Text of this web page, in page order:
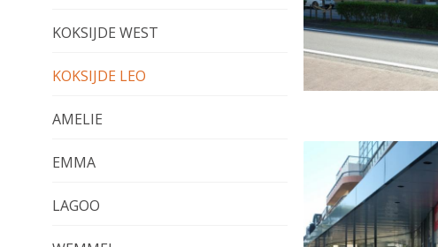
KOKSIJDE WEST
KOKSIJDE LEO
AMELIE
EMMA
LAGOO